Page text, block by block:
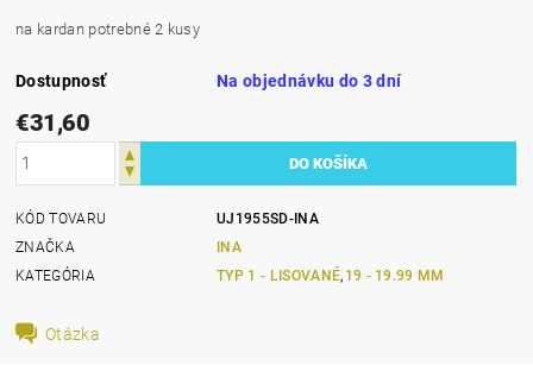
na kardan potrebné 2 kusy
Dostupnosť Na objednávku do 3 dní
€31,60
KÓD TOVARU
UJ1955SD-INA
ZNAČKA
INA
KATEGÓRIA
TYP 1 - LISOVANÉ, 19 - 19.99 MM
Otázka